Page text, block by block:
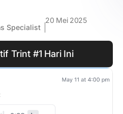
Specialist
20 Mei 2025
Trint #1 Hari Ini